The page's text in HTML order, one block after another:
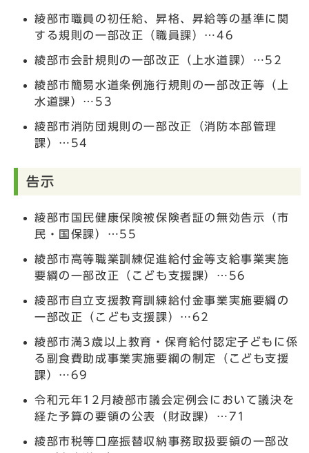
綾部市職員の初任給、昇格、昇給等の基準に関
する規則の一部改正（職員課）…46
綾部市会計規則の一部改正（上水道課）…52
綾部市簡易水道条例施行規則の一部改正等（上
水道課）…53
綾部市消防団規則の一部改正（消防本部管理
課）…54
告示
綾部市国民健康保険被保険者証の無効告示（市
民・国保課）…55
綾部市高等職業訓練促進給付金等支給事業実施
要綱の一部改正（こども支援課）…56
綾部市自立支援教育訓練給付金事業実施要綱の
一部改正（こども支援課）…62
綾部市満3歳以上教育・保育給付認定子どもに係
る副食費助成事業実施要綱の制定（こども支援
課）…69
令和元年12月綾部市議会定例会において議決を
経た予算の要領の公表（財政課）…71
綾部市税等口座振替収納事務取扱要領の一部改